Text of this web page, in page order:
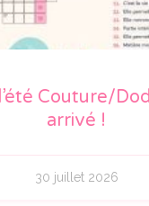
Couture/
arrivé !
30 juillet 2026